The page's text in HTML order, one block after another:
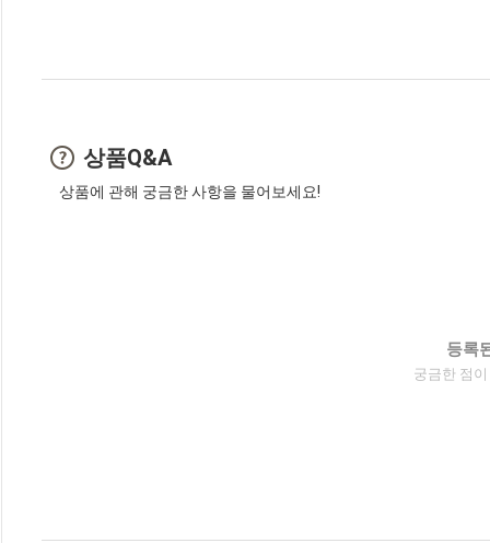
상품Q&A
상품에 관해 궁금한 사항을 물어보세요!
등록
궁금한 점